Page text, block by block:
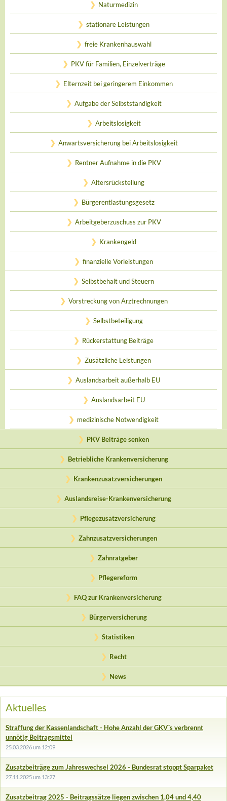
Naturmedizin
stationäre Leistungen
freie Krankenhauswahl
PKV für Familien, Einzelverträge
Elternzeit bei geringerem Einkommen
Aufgabe der Selbstständigkeit
Arbeitslosigkeit
Anwartsversicherung bei Arbeitslosigkeit
Rentner Aufnahme in die PKV
Altersrückstellung
Bürgerentlastungsgesetz
Arbeitgeberzuschuss zur PKV
Krankengeld
finanzielle Vorleistungen
Selbstbehalt und Steuern
Vorstreckung von Arztrechnungen
Selbstbeteiligung
Rückerstattung Beiträge
Zusätzliche Leistungen
Auslandsarbeit außerhalb EU
Auslandsarbeit EU
medizinische Notwendigkeit
PKV Beiträge senken
Betriebliche Krankenversicherung
Krankenzusatzversicherungen
Auslandsreise-Krankenversicherung
Pflegezusatzversicherung
Zahnzusatzversicherungen
Zahnratgeber
Pflegereform
FAQ zur Krankenversicherung
Bürgerversicherung
Statistiken
Recht
News
Aktuelles
Straffung der Kassenlandschaft - Hohe Anzahl der GKV´s verbrennt
unnötig Beitragsmittel
25.03.2026 um 12:09
Zusatzbeiträge zum Jahreswechsel 2026 - Bundesrat stoppt Sparpaket
27.11.2025 um 13:27
Zusatzbeitrag 2025 - Beitragssätze liegen zwischen 1,04 und 4,40